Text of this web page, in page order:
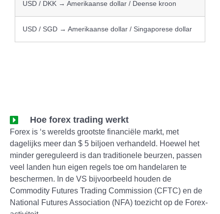
USD / DKK → Amerikaanse dollar / Deense kroon
USD / SGD → Amerikaanse dollar / Singaporese dollar
Hoe forex trading werkt
Forex is ‘s werelds grootste financiële markt, met
dagelijks meer dan $ 5 biljoen verhandeld. Hoewel het
minder gereguleerd is dan traditionele beurzen, passen
veel landen hun eigen regels toe om handelaren te
beschermen. In de VS bijvoorbeeld houden de
Commodity Futures Trading Commission (CFTC) en de
National Futures Association (NFA) toezicht op de Forex-